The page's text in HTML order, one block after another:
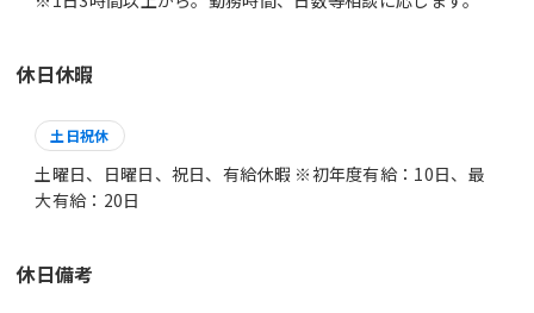
休日休暇
土日祝休
土曜日、日曜日、祝日、有給休暇 ※初年度有給：10日、最
大有給：20日
休日備考